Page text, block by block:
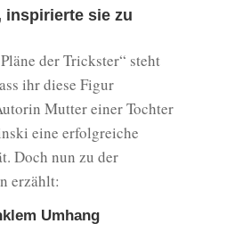
inspirierte sie zu
der Trickster“ steht
ihr diese Figur
Mutter einer Tochter
eine erfolgreiche
Doch nun zu der
erzählt:
Umhang